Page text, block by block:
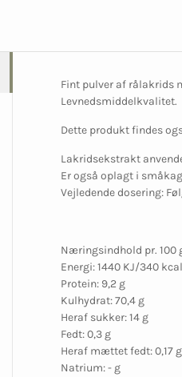
Fint pulver af rålakrids
Levnedsmiddelkvalitet.
Dette produkt findes
Lakridsekstrakt
Er også oplagt i
Vejledende dosering:
Næringsindhold pr. 100
Energi: 1440 KJ/340 kcal
Protein: 9,2 g
Kulhydrat: 70,4 g
Heraf sukker: 14 g
Fedt: 0,3 g
Heraf mættet fedt: 0,17 g
Natrium: - g